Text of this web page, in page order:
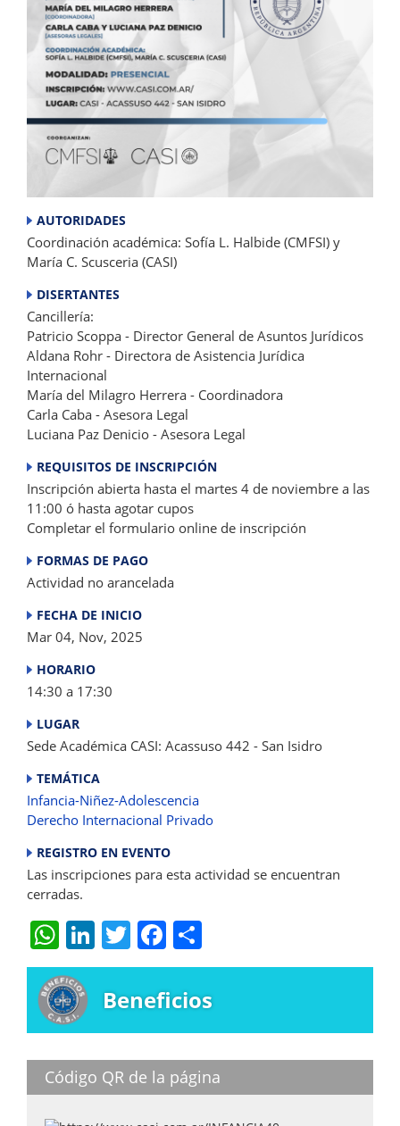
AUTORIDADES
Coordinación académica: Sofía L. Halbide (CMFSI) y
María C. Scusceria (CASI)
DISERTANTES
Cancillería:
Patricio Scoppa - Director General de Asuntos Jurídicos
Aldana Rohr - Directora de Asistencia Jurídica
Internacional
María del Milagro Herrera - Coordinadora
Carla Caba - Asesora Legal
Luciana Paz Denicio - Asesora Legal
REQUISITOS DE INSCRIPCIÓN
Inscripción abierta hasta el martes 4 de noviembre a las
11:00 ó hasta agotar cupos
Completar el formulario online de inscripción
FORMAS DE PAGO
Actividad no arancelada
FECHA DE INICIO
Mar 04, Nov, 2025
HORARIO
14:30 a 17:30
LUGAR
Sede Académica CASI: Acassuso 442 - San Isidro
TEMÁTICA
Infancia-Niñez-Adolescencia
Derecho Internacional Privado
REGISTRO EN EVENTO
Las inscripciones para esta actividad se encuentran
cerradas.
W
h
at
s
A
p
p
Li
n
k
e
dI
n
T
w
itt
er
F
a
c
e
b
o
o
h
ar
e
Beneficios
Código QR de la página